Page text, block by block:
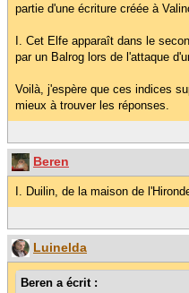
partie d'une écriture créée à
I. Cet Elfe apparaît dans le
par un Balrog lors de l'attaque
Voilà, j'espère que ces indices
mieux à trouver les réponses.
Beren
I. Duilin, de la maison de
Luinelda
Beren a écrit :